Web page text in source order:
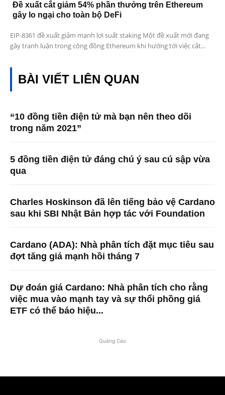
Đề xuất cắt giảm 54% phần thưởng trên Ethereum
gây lo ngại cho toàn bộ DeFi
EIP-8361 đề xuất giảm mạnh lợi suất staking Một đề xuất mới đang
gây tranh luận trong cộng đồng Ethereum khi hướng tới việc cắt...
BÀI VIẾT LIÊN QUAN
“10 đồng tiền điện tử mà bạn nên theo dõi
trong năm 2021”
5 đồng tiền điện tử đáng chú ý sau cú sập vừa
qua
Charles Hoskinson đã lên tiếng bảo vệ Cardano
sau khi SBI Nhật Bản hợp tác với Foundation
Cardano (ADA): Nhà phân tích đặt mục tiêu sau
đợt tăng giá mạnh hồi tháng 7
Dự đoán giá Cardano: Nhà phân tích cho rằng
việc mua vào mạnh tay và sự thổi phồng giá
ETF có thể báo hiệu...
Quảng Cáo